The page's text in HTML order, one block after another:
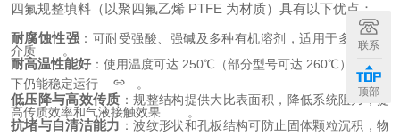
四氟规整填料（以聚四氟乙烯 PTFE 为材质）具有以下优点：
耐腐蚀性强 ：可耐受强酸、强碱及多种有机溶剂，适用于多种化学
介质
。
耐高温性能好 ：使用温度可达 250℃（部分型号可达 260℃），高温
下仍能稳定运行
。
低压降与高效传质 ：规整结构提供大比表面积，降低系统阻力，提
高传质效率和气液接触效果
。
抗堵与自清洁能力 ：波纹形状和孔板结构可防止固体颗粒沉积，物
联系
顶部